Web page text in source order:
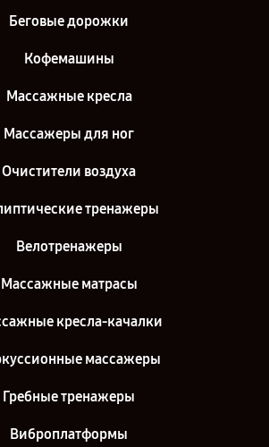
кресла Yamaguchi YA-3000 в г. Киров
кресла Yamaguchi YA-3000 в г. Санкт-
Беговые дорожки
Кофемашины
Массажные кресла
Массажеры для ног
Очистители воздуха
тренажеры
Велотренажеры
Массажные матрасы
кресла-качалки
массажеры
Гребные тренажеры
Виброплатформы